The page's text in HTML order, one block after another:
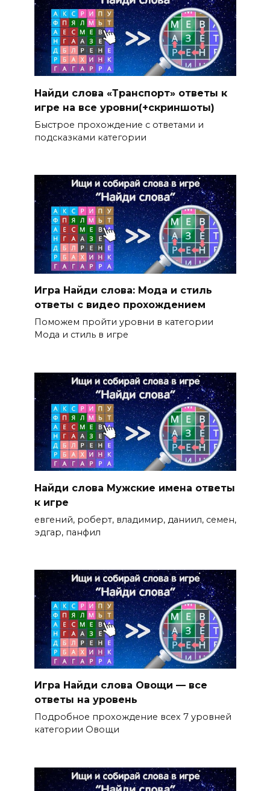
Найди слова «Транспорт» ответы к
игре на все уровни(+скриншоты)
Быстрое прохождение с ответами и
подсказками категории
Игра Найди слова: Мода и стиль
ответы с видео прохождением
Поможем пройти уровни в категории
Мода и стиль в игре
Найди слова Мужские имена ответы
к игре
евгений, роберт, владимир, даниил, семен,
эдгар, панфил
Игра Найди слова Овощи — все
ответы на уровень
Подробное прохождение всех 7 уровней
категории Овощи